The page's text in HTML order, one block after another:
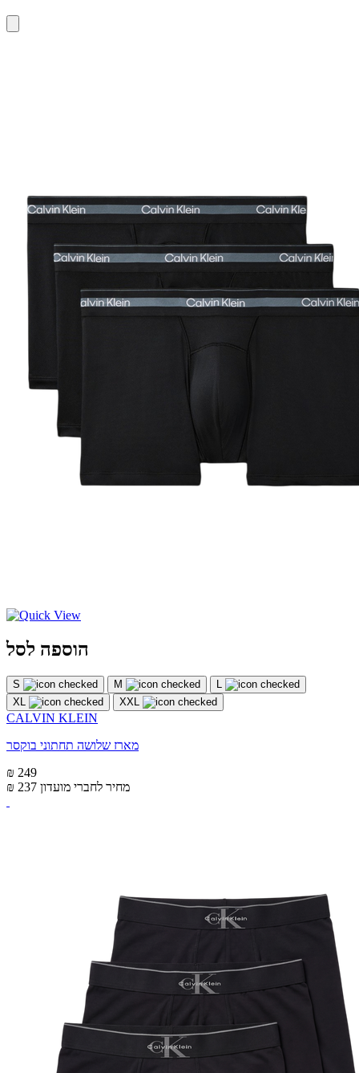
הוספה לסל
S M
L
XL
XXL
CALVIN KLEIN
מארז שלושה תחתוני בוקסר
₪ 249
₪ 237 מחיר לחברי מועדון